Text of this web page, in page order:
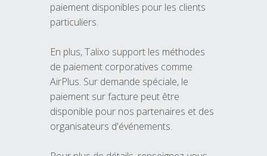
paiement disponibles pour les clients
particuliers.
En plus, Talixo support les méthodes
de paiement corporatives comme
AirPlus. Sur demande spéciale, le
paiement sur facture peut être
disponible pour nos partenaires et des
organisateurs d'événements.